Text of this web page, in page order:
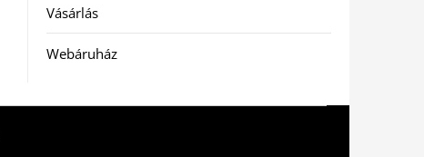
Vásárlás
Webáruház